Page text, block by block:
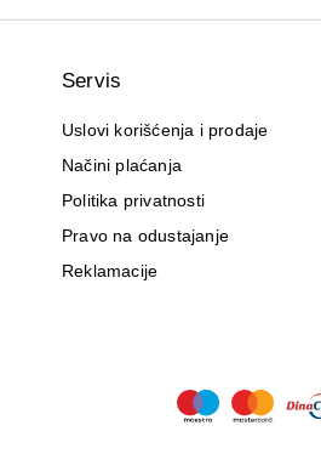
Servis
Uslovi korišćenja i prodaje
Načini plaćanja
Politika privatnosti
Pravo na odustajanje
Reklamacije